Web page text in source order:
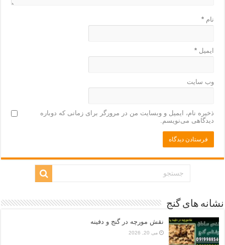
نام*
ایمیل*
وب‌ سایت
ذخیره نام، ایمیل و وبسایت من در مرورگر برای زمانی که دوباره
دیدگاهی می‌نویسم.
نشانه های گنج
نقش مورچه در گنج و دفینه
می 20, 2026